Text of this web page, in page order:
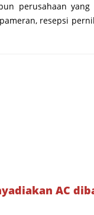
perusahaan
resepsi
AC